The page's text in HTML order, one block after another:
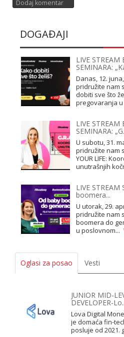
DOGAĐAJI
LIVE STREAM
SEMINARA:
Danas, 12.
pridružite nam
dobiti sve što
pregovaranja
LIVE STREAM
SEMINARA:
U subotu, 31.
pridružite nam
YOUR LIFE:
unutrašnjih
LIVE STREAM
boomera...
U utorak, 29.
pridružite nam
boomera do
u poslovnom...
Oglasi za posao Vesti
JUNIOR MID-
DEVELOPER-
Lova Digital
je domaća fin-
posluje od 2021.